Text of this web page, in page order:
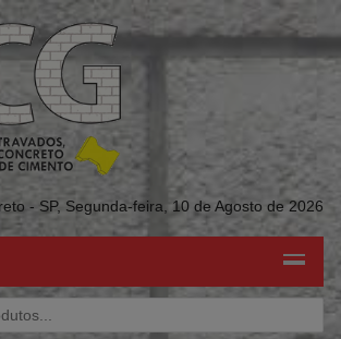
- SP, Segunda-feira, 10 de Agosto de 2026